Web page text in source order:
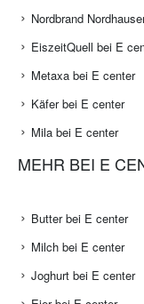
Nordbrand
EiszeitQuell bei E
Metaxa bei E center
Käfer bei E center
Mila bei E center
MEHR BEI E
Butter bei E center
Milch bei E center
Joghurt bei E center